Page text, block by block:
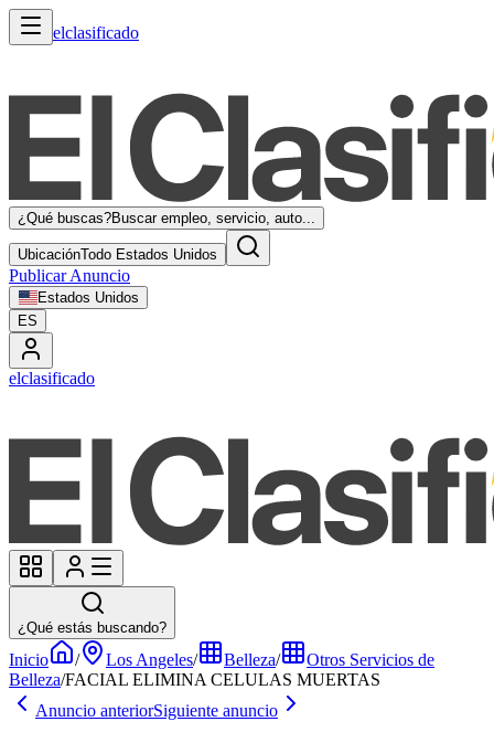
elclasificado
¿Qué buscas?Buscar empleo, servicio, auto...
UbicaciónTodo Estados Unidos
Publicar Anuncio
Estados Unidos
ES
elclasificado
¿Qué estás buscando?
Inicio / Los Angeles/ Belleza/
Otros Servicios de
Belleza/FACIAL ELIMINA CELULAS MUERTAS
Anuncio anteriorSiguiente anuncio